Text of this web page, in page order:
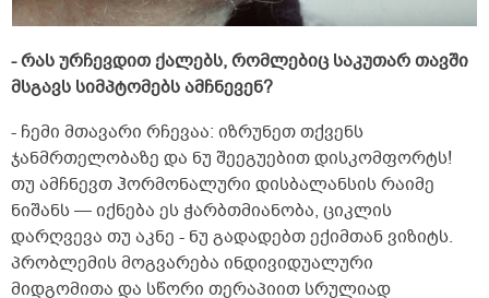
- რას ურჩევდით ქალებს, რომლებიც საკუთარ თავში
მსგავს სიმპტომებს ამჩნევენ?
- ჩემი მთავარი რჩევაა: იზრუნეთ თქვენს
ჯანმრთელობაზე და ნუ შეეგუებით დისკომფორტს!
თუ ამჩნევთ ჰორმონალური დისბალანსის რაიმე
ნიშანს — იქნება ეს ჭარბთმიანობა, ციკლის
დარღვევა თუ აკნე - ნუ გადადებთ ექიმთან ვიზიტს.
პრობლემის მოგვარება ინდივიდუალური
მიდგომითა და სწორი თერაპიით სრულიად